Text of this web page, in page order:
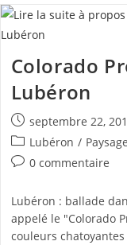
Un
Colorado
Lubéron
Publication
publiée :
septembre 22,
Post
category:
Lubéron /
Commentaires
la
publication :
0 commentaire
Lubéron : ballade
appelé le "Colorado
couleurs